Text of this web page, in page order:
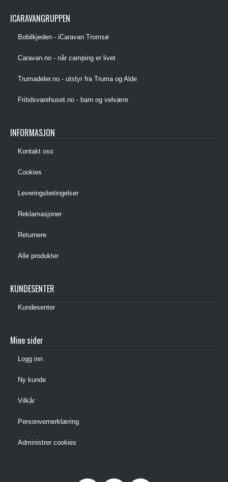
ICARAVANGRUPPEN
Bobilkjeden - iCaravan Tromsø
Caravan.no - når camping er livet
Trumadeler.no - utstyr fra Truma og Alde
Fritidsvarehuset.no - barn og velvære
INFORMASJON
Kontakt oss
Cookies
Leveringsbetingelser
Reklamasjoner
Returnere
Alle produkter
KUNDESENTER
Kundesenter
Mine sider
Logg inn
Ny kunde
Vilkår
Personvernerklæring
Administrer cookies